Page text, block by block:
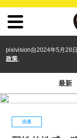
pixivision自2024年5月28
政策。
最新
插畫